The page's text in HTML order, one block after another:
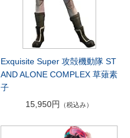
Exquisite Super 攻殻機動隊 ST
AND ALONE COMPLEX 草薙素
子
15,950円
（税込み）